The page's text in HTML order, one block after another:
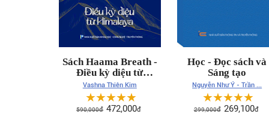
Sách Haama Breath -
Điều kỳ diệu từ
Himalaya - Bìa cứng
Vashna Thiên Kim
☆☆☆☆☆
590,000đ 472,000đ
Học - Đọc sách và
Sáng tạo
Nguyễn Như Ý - Trần ...
☆ ☆ ☆ ☆ ☆
299,000đ 269,100đ